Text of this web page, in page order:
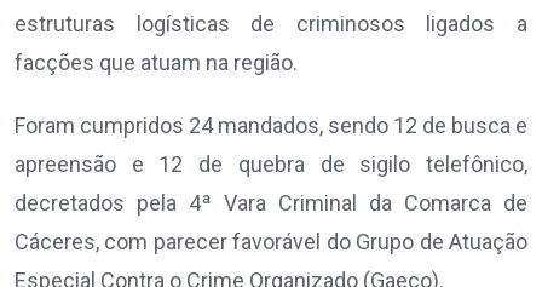
estruturas logísticas de criminosos ligados a
facções que atuam na região.
Foram cumpridos 24 mandados, sendo 12 de busca e
apreensão e 12 de quebra de sigilo telefônico,
decretados pela 4ª Vara Criminal da Comarca de
Cáceres, com parecer favorável do Grupo de Atuação
Especial Contra o Crime Organizado (Gaeco).